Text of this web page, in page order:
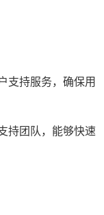
支持服务，确保用
持团队，能够快速